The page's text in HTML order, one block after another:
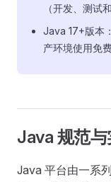
（开发、测试
Java 17+版本
产环境使用免
Java 规范
Java 平台由一系